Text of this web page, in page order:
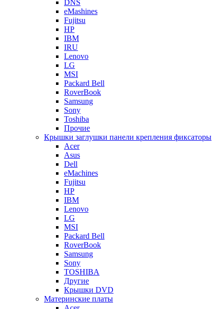
DNS
eMashines
Fujitsu
HP
IBM
IRU
Lenovo
LG
MSI
Packard Bell
RoverBook
Samsung
Sony
Toshiba
Прочие
Крышки заглушки панели крепления фиксаторы
Acer
Asus
Dell
eMachines
Fujitsu
HP
IBM
Lenovo
LG
MSI
Packard Bell
RoverBook
Samsung
Sony
TOSHIBA
Другие
Крышки DVD
Материнские платы